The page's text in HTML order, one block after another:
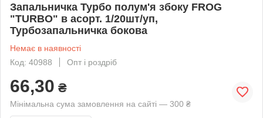
Запальничка Турбо полум'я збоку FROG
"TURBO" в асорт. 1/20шт/уп,
Турбозапальничка бокова
Немає в наявності
Код: 40988
Опт і роздріб
66,30 ₴
Мінімальна сума замовлення на сайті — 300 ₴